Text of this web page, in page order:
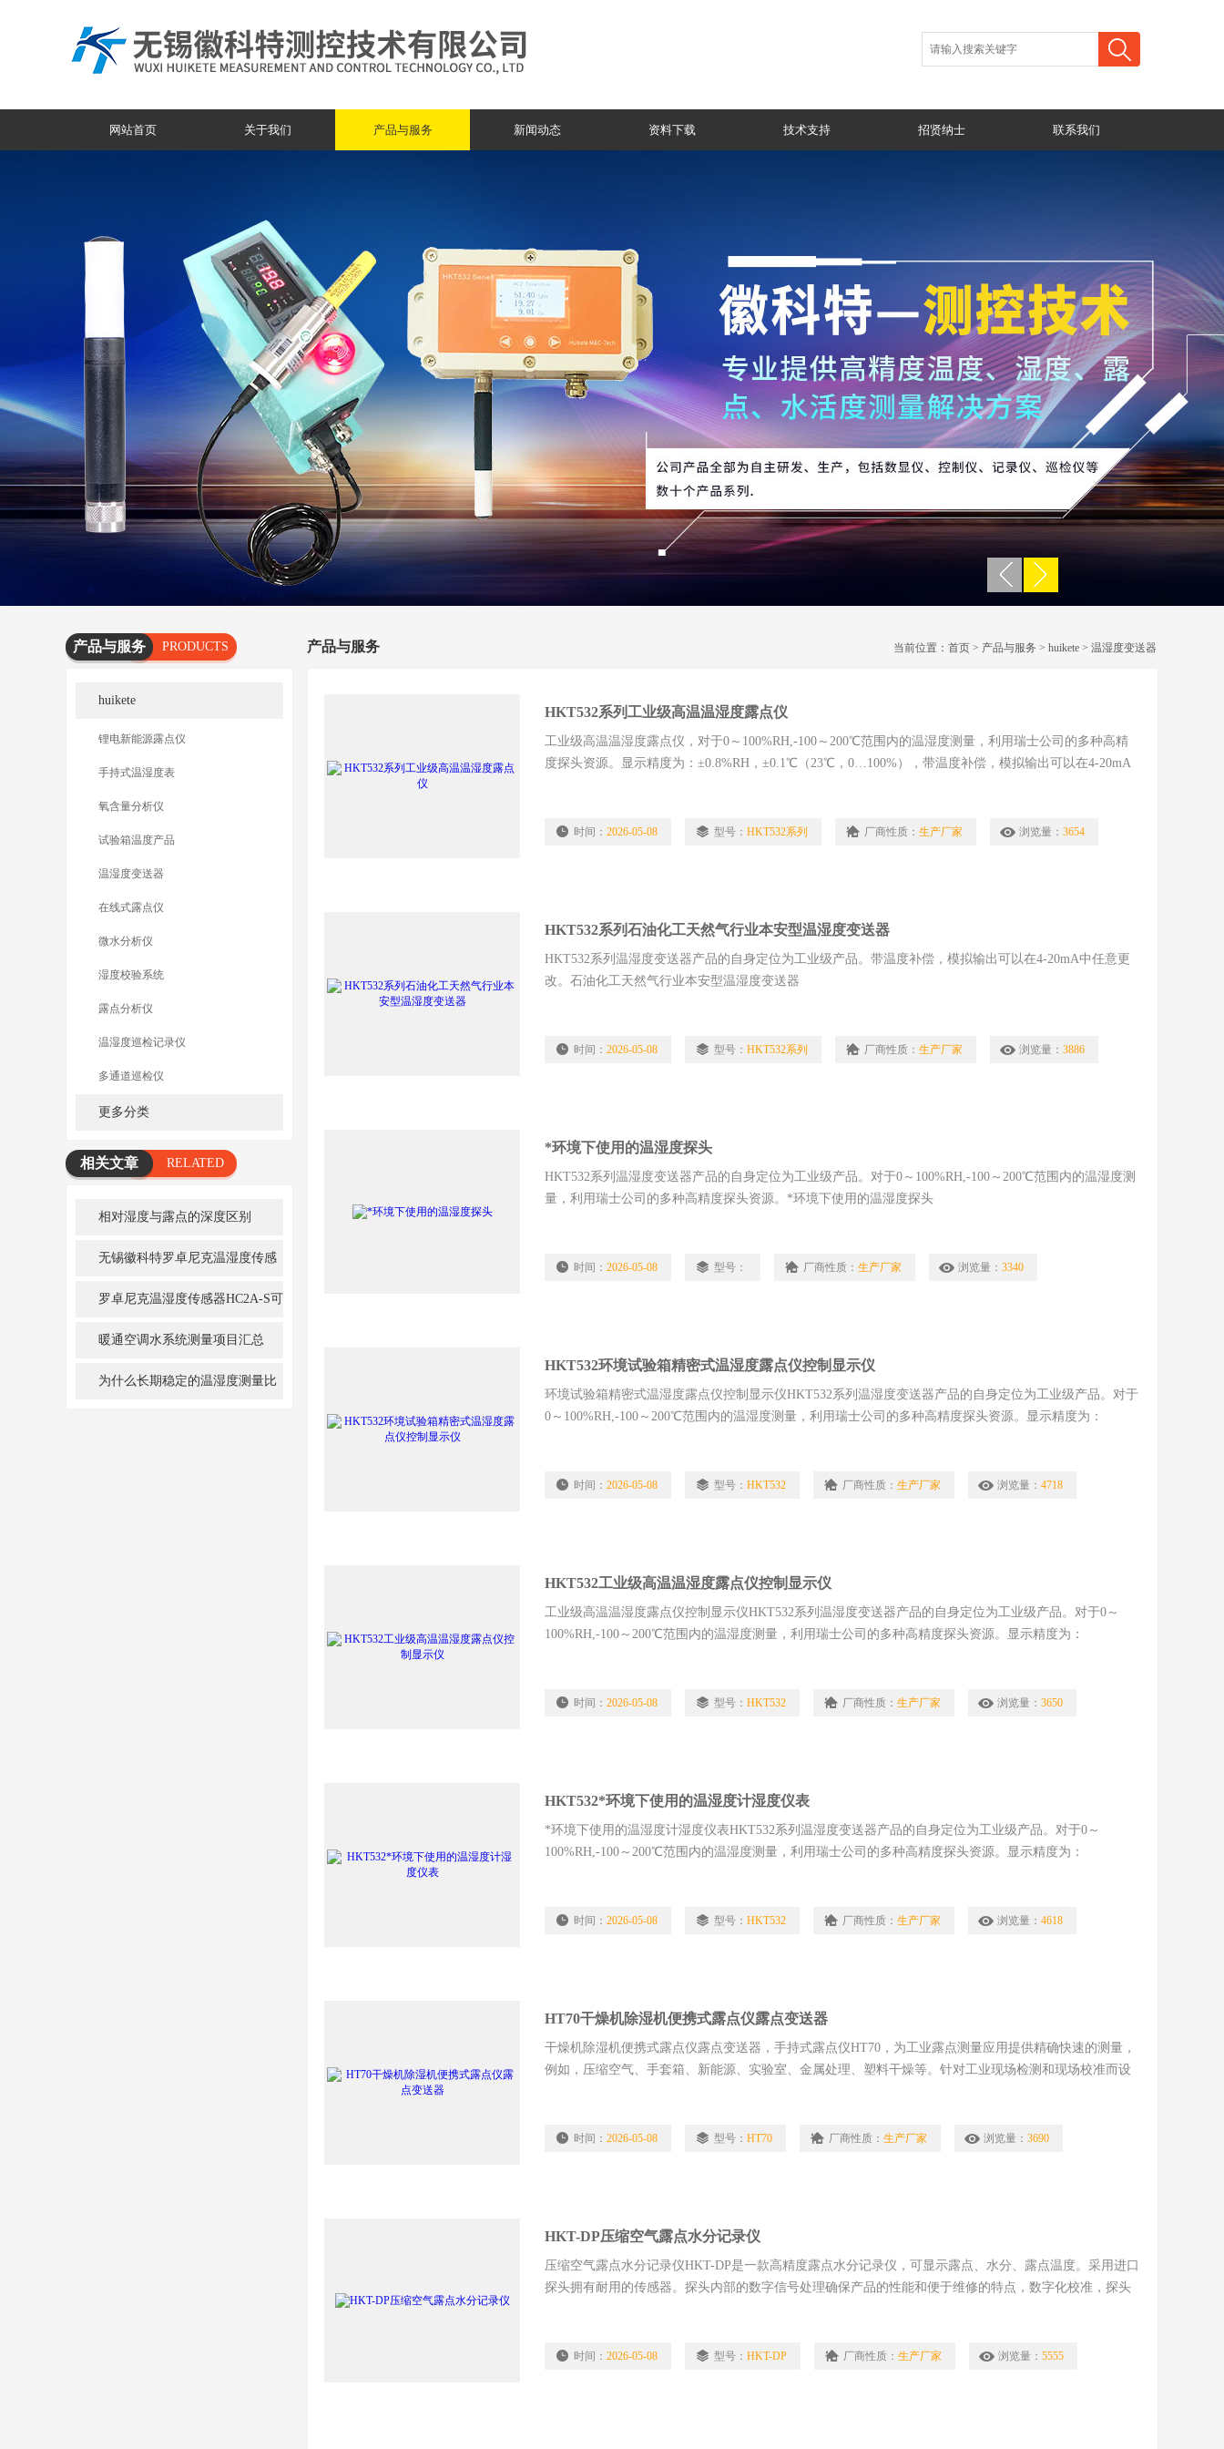
网站首页 关于我们 产品与服务 新闻动态 资料下载 技术支持 招贤纳士 联系我们
产品与服务
PRODUCTS
huikete
锂电新能源露点仪
手持式温湿度表
氧含量分析仪
试验箱温度产品
温湿度变送器
在线式露点仪
微水分析仪
湿度校验系统
露点分析仪
温湿度巡检记录仪
多通道巡检仪
更多分类
相关文章
RELATED
相对湿度与露点的深度区别
无锡徽科特罗卓尼克温湿度传感
器怎么样
罗卓尼克温湿度传感器HC2A-S可
用于哪些行业
暖通空调水系统测量项目汇总
为什么长期稳定的温湿度测量比
产品与服务 当前位置： 首页 > 产品与服务 > huikete > 温湿度变送器
HKT532系列工业级高温温湿度露点仪
工业级高温温湿度露点仪，对于0～100%RH,-100～200℃范围内的温湿度测量，利用瑞士公司的多种高精
度探头资源。显示精度为：±0.8%RH，±0.1℃（23℃，0…100%），带温度补偿，模拟输出可以在4-20mA
时间：2026-05-08 型号：HKT532系列 厂商性质：生产厂家 浏览量：3654
HKT532系列石油化工天然气行业本安型温湿度变送器
HKT532系列温湿度变送器产品的自身定位为工业级产品。带温度补偿，模拟输出可以在4-20mA中任意更
改。石油化工天然气行业本安型温湿度变送器
时间：2026-05-08 型号：HKT532系列 厂商性质：生产厂家 浏览量：3886
*环境下使用的温湿度探头
HKT532系列温湿度变送器产品的自身定位为工业级产品。对于0～100%RH,-100～200℃范围内的温湿度测
量，利用瑞士公司的多种高精度探头资源。*环境下使用的温湿度探头
时间：2026-05-08 型号： 厂商性质：生产厂家 浏览量：3340
HKT532环境试验箱精密式温湿度露点仪控制显示仪
环境试验箱精密式温湿度露点仪控制显示仪HKT532系列温湿度变送器产品的自身定位为工业级产品。对于
0～100%RH,-100～200℃范围内的温湿度测量，利用瑞士公司的多种高精度探头资源。显示精度为：
时间：2026-05-08 型号：HKT532 厂商性质：生产厂家 浏览量：4718
HKT532工业级高温温湿度露点仪控制显示仪
工业级高温温湿度露点仪控制显示仪HKT532系列温湿度变送器产品的自身定位为工业级产品。对于0～
100%RH,-100～200℃范围内的温湿度测量，利用瑞士公司的多种高精度探头资源。显示精度为：
时间：2026-05-08 型号：HKT532 厂商性质：生产厂家 浏览量：3650
HKT532*环境下使用的温湿度计湿度仪表
*环境下使用的温湿度计湿度仪表HKT532系列温湿度变送器产品的自身定位为工业级产品。对于0～
100%RH,-100～200℃范围内的温湿度测量，利用瑞士公司的多种高精度探头资源。显示精度为：
时间：2026-05-08 型号：HKT532 厂商性质：生产厂家 浏览量：4618
HT70干燥机除湿机便携式露点仪露点变送器
干燥机除湿机便携式露点仪露点变送器，手持式露点仪HT70，为工业露点测量应用提供精确快速的测量，
例如，压缩空气、手套箱、新能源、实验室、金属处理、塑料干燥等。针对工业现场检测和现场校准而设
时间：2026-05-08 型号：HT70 厂商性质：生产厂家 浏览量：3690
HKT-DP压缩空气露点水分记录仪
压缩空气露点水分记录仪HKT-DP是一款高精度露点水分记录仪，可显示露点、水分、露点温度。采用进口
探头拥有耐用的传感器。探头内部的数字信号处理确保产品的性能和便于维修的特点，数字化校准，探头
时间：2026-05-08 型号：HKT-DP 厂商性质：生产厂家 浏览量：5555